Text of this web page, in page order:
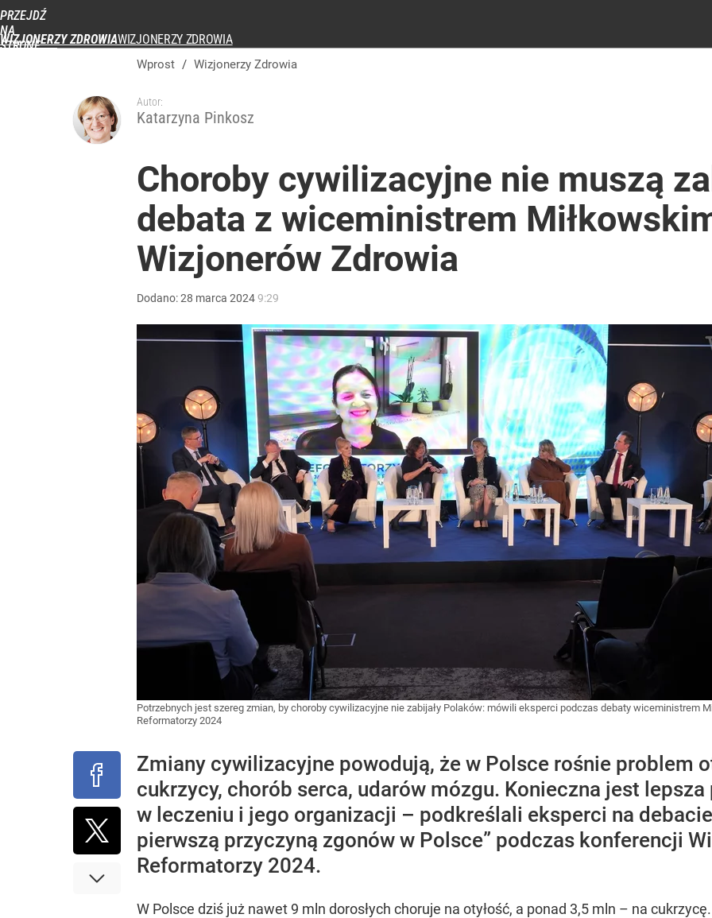
PRZEJDŹ
NA
STRONĘ
WIZJONERZY ZDROWIA
Wprost / Wizjonerzy Zdrowia
Autor:
Katarzyna Pinkosz
Choroby cywilizacyjne nie muszą
debata z wiceministrem
Wizjonerów Zdrowia
Dodano:28 marca 20249:29
Potrzebnych jest szereg zmian, by choroby cywilizacyjne nie zabijały Polaków: mówili eksperci podczas debaty wiceministrem
Reformatorzy 2024
Zmiany cywilizacyjne powodują, że w Polsce rośnie problem
cukrzycy, chorób serca, udarów mózgu. Konieczna jest
w leczeniu i jego organizacji – podkreślali eksperci na
pierwszą przyczyną zgonów w Polsce” podczas konferencji
Reformatorzy 2024.
W Polsce dziś już nawet 9 mln dorosłych choruje na otyłość, a ponad 3,5 mln – na